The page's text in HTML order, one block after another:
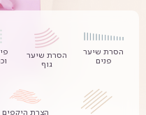
הסרת שיער
פנים
הסרת שיער
גוף
הצרת היקפים